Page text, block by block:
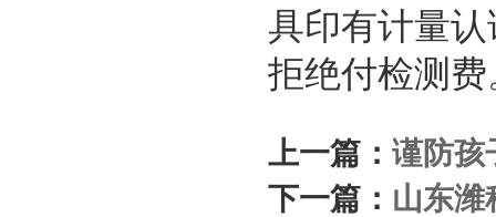
具印有计量
拒绝付检测
上一篇： 谨防孩
下一篇： 山东潍